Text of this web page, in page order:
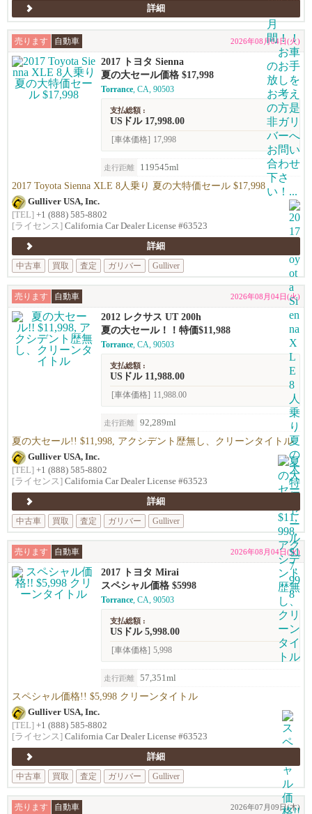
詳細
売ります 自動車 2026年08月04日(火)
2017 トヨタ Sienna
夏の大セール価格 $17,998
Torrance, CA, 90503
支払総額 :
USドル 17,998.00
[車体価格] 17,998
走行距離 119545ml
2017 Toyota Sienna XLE 8人乗り 夏の大特価セール $17,998
Gulliver USA, Inc.
[TEL] +1 (888) 585-8802
[ライセンス] California Car Dealer License #63523
詳細
中古車
買取 査定 ガリバー Gulliver
売ります 自動車 2026年08月04日(火)
2012 レクサス UT 200h
夏の大セール！！特価$11,988
Torrance, CA, 90503
支払総額 :
USドル 11,988.00
[車体価格] 11,988.00
走行距離 92,289ml
夏の大セール!! $11,998, アクシデント歴無し、クリーンタイトル
Gulliver USA, Inc.
[TEL] +1 (888) 585-8802
[ライセンス] California Car Dealer License #63523
詳細
中古車
買取 査定 ガリバー Gulliver
売ります 自動車 2026年08月04日(火)
2017 トヨタ Mirai
スペシャル価格 $5998
Torrance, CA, 90503
支払総額 :
USドル 5,998.00
[車体価格] 5,998
走行距離 57,351ml
スペシャル価格!! $5,998 クリーンタイトル
Gulliver USA, Inc.
[TEL] +1 (888) 585-8802
[ライセンス] California Car Dealer License #63523
詳細
中古車
買取 査定 ガリバー Gulliver
売ります 自動車 2026年07月09日(木)